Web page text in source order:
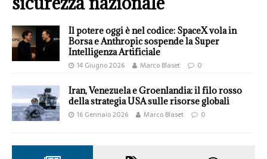
Il potere oggi è nel codice: SpaceX vola in
Borsa e Anthropic sospende la Super
Intelligenza Artificiale
14 Giugno 2026 Marco Blaset 0
Iran, Venezuela e Groenlandia: il filo rosso
della strategia USA sulle risorse globali
16 Gennaio 2026 Marco Blaset 0